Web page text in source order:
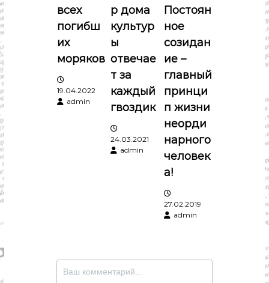
з
а
п
и
всех
погибш
их
моряков
19.04.2022
admin
р дома
культур
ы
отвечае
т за
каждый
гвоздик
24.03.2021
admin
Постоян
ное
созидан
ие –
главный
принци
п жизни
неорди
нарного
человек
а!
27.02.2019
admin